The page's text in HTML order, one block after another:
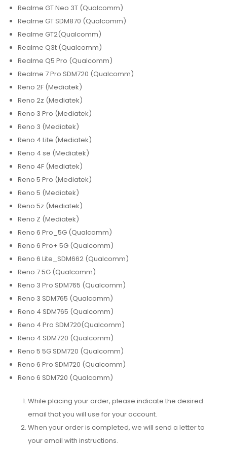
Realme GT Neo 3T (Qualcomm)
Realme GT SDM870 (Qualcomm)
Realme GT2(Qualcomm)
Realme Q3t (Qualcomm)
Realme Q5 Pro (Qualcomm)
Realme 7 Pro SDM720 (Qualcomm)
Reno 2F (Mediatek)
Reno 2z (Mediatek)
Reno 3 Pro (Mediatek)
Reno 3 (Mediatek)
Reno 4 Lite (Mediatek)
Reno 4 se (Mediatek)
Reno 4F (Mediatek)
Reno 5 Pro (Mediatek)
Reno 5 (Mediatek)
Reno 5z (Mediatek)
Reno Z (Mediatek)
Reno 6 Pro_5G (Qualcomm)
Reno 6 Pro+ 5G (Qualcomm)
Reno 6 Lite_SDM662 (Qualcomm)
Reno 7 5G (Qualcomm)
Reno 3 Pro SDM765 (Qualcomm)
Reno 3 SDM765 (Qualcomm)
Reno 4 SDM765 (Qualcomm)
Reno 4 Pro SDM720(Qualcomm)
Reno 4 SDM720 (Qualcomm)
Reno 5 5G SDM720 (Qualcomm)
Reno 6 Pro SDM720 (Qualcomm)
Reno 6 SDM720 (Qualcomm)
While placing your order, please indicate the desired
email that you will use for your account.
When your order is completed, we will send a letter to
your email with instructions.